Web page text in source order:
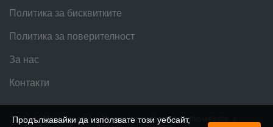
Продължавайки да използвате този уебсайт,
Политика за бисквитките
Политика за поверителност
За нас
Контакти
2016 — 2026 © SpeedMe. When using materials from this website, a